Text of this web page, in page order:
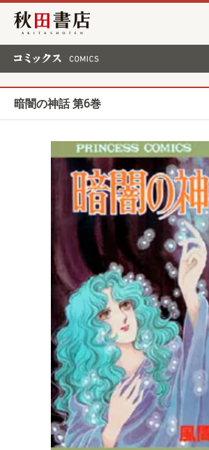
秋田書店
暗闇の神話 第6巻